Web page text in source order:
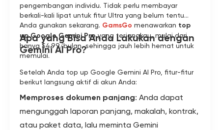
pengembangan individu. Tidak perlu membayar
berkali-kali lipat untuk fitur Ultra yang belum tentu
Anda gunakan sekarang. GamsGo menawarkan top
up Google Gemini Proyang terjangkau, mulai dari
hanya $4.99/bulan, sehingga jauh lebih hemat untuk
memulai.
Apa yang Bisa Anda Lakukan dengan
Gemini AI Pro?
Setelah Anda top up Google Gemini AI Pro, fitur-fitur
berikut langsung aktif di akun Anda:
Memproses dokumen panjang: Anda dapat
mengunggah laporan panjang, makalah, kontrak,
atau paket data, lalu meminta Gemini